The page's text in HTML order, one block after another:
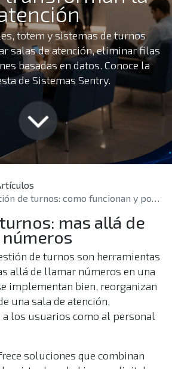
totem y sistemas de turnos
salas de atención, eliminar filas
basadas en datos. Conoce la
de Sistemas Sentry.
como funcionan y por que transforman la atención
mas allá de
de turnos son herramientas
allá de llamar números en una
implementan bien, reorganizan
una sala de atención,
los usuarios como al personal
soluciones que combinan